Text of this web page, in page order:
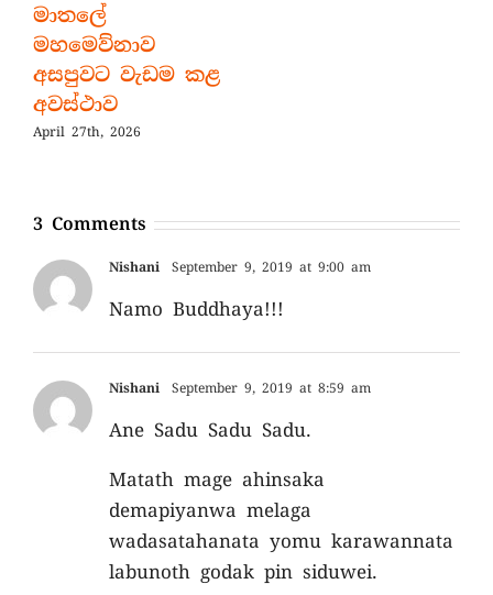
මාතලේ
මහමෙව්නාව
අසපුවට වැඩම කළ
අවස්ථාව
April 27th, 2026
3 Comments
Nishani September 9, 2019 at 9:00 am
Namo Buddhaya!!!
Nishani September 9, 2019 at 8:59 am
Ane Sadu Sadu Sadu.
Matath mage ahinsaka
demapiyanwa melaga
wadasatahanata yomu karawannata
labunoth godak pin siduwei.